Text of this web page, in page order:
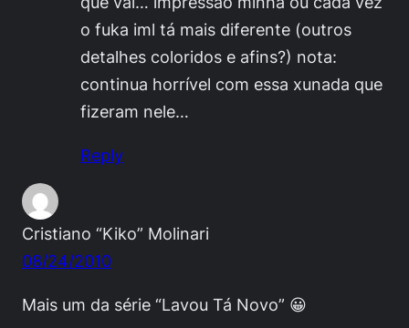
o fuka iml tá mais diferente (outros
detalhes coloridos e afins?) nota:
continua horrível com essa xunada que
fizeram nele…
Reply
Cristiano “Kiko” Molinari
08/24/2010
Mais um da série “Lavou Tá Novo” 😀